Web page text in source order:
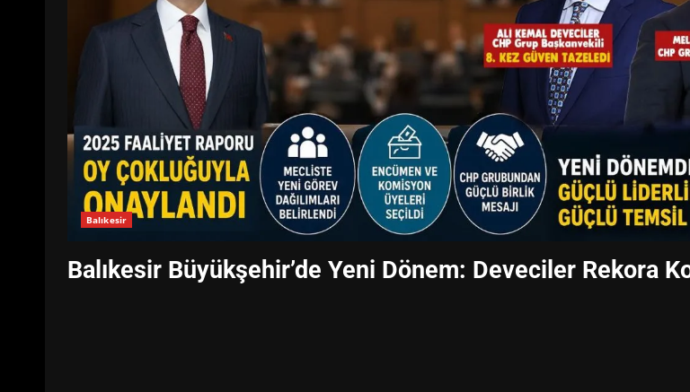
Balıkesir
Balıkesir Büyükşehir’de Yeni Dönem: Deveciler Rekora